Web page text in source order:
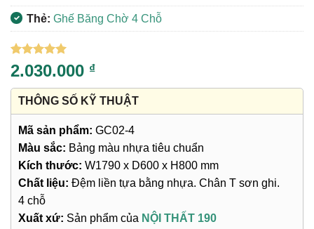
Thẻ: Ghế Băng Chờ 4 Chỗ
5trên 5
dựa trên
13
đánh giá
2.030.000 ₫
THÔNG SỐ KỸ THUẬT
Mã sản phẩm: GC02-4
Màu sắc: Bảng màu nhựa tiêu chuẩn
Kích thước: W1790 x D600 x H800 mm
Chất liệu: Đệm liền tựa bằng nhựa. Chân T sơn ghi.
4 chỗ
Xuất xứ: Sản phẩm của NỘI THẤT 190